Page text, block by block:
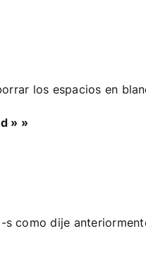
los espacios en
» »
como dije